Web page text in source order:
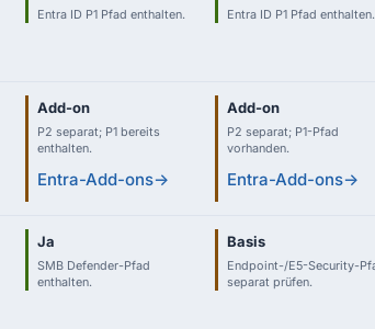
Entra ID P1 Pfad enthalten. Entra ID P1 Pfad enthalten.
Add-on
P2 separat; P1 bereits
enthalten.
Entra-Add-ons→
Add-on
P2 separat; P1-Pfad
vorhanden.
Entra-Add-ons→
Ja
SMB Defender-Pfad
enthalten.
Basis
Endpoint-/E5-Security-
separat prüfen.